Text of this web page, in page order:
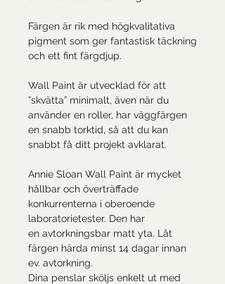
Färgen är rik med högkvalitativa
pigment som ger fantastisk täckning
och ett fint färgdjup.
Wall Paint är utvecklad för att
”skvätta” minimalt, även när du
använder en roller, har väggfärgen
en snabb torktid, så att du kan
snabbt få ditt projekt avklarat.
Annie Sloan Wall Paint är mycket
hållbar och överträffade
konkurrenterna i oberoende
laboratorietester. Den har
en avtorkningsbar matt yta. Låt
färgen härda minst 14 dagar innan
ev. avtorkning.
Dina penslar sköljs enkelt ut med